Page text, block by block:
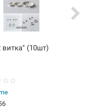
витка" (10шт)